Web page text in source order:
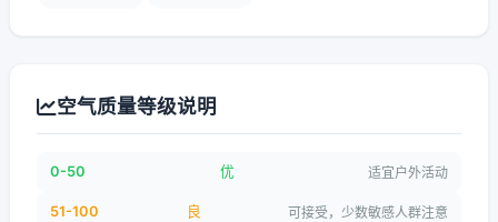
空气质量等级说明
0-50 优 适宜户外活动
51-100 良 可接受，少数敏感人群注意